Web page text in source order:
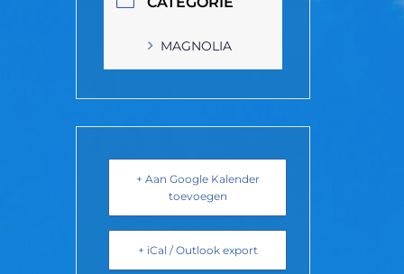
MAGNOLIA
+ Aan Google Kalender
toevoegen
+ iCal / Outlook export